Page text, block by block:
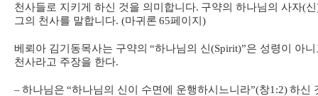
천사들로 지키게 하신 것을 의미합니다. 구약의 하나님의 사자(신
그의 천사를 말합니다. (마귀론 65페이지 )
베뢰아 김기동목사는 구약의 “하나님의 신 (Spirit)”은 성령이 아니
천사라고 주장을 한다.
–하나님은 “하나님의 신이 수면에 운행하시느니라”(창1:2)하신